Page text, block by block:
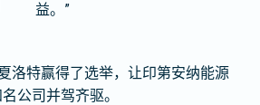
益。”
洛特赢得了选举，让印第安纳能源
公司并驾齐驱。